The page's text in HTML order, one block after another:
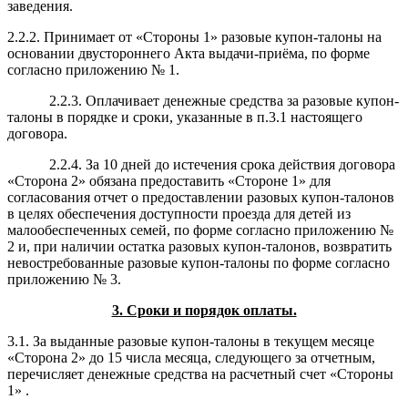
заведения.
2.2.2. Принимает от «Стороны 1» разовые купон-талоны на
основании двустороннего Акта выдачи-приёма, по форме
согласно приложению № 1.
2.2.3. Оплачивает денежные средства за разовые купон-
талоны в порядке и сроки, указанные в п.3.1 настоящего
договора.
2.2.4. За 10 дней до истечения срока действия договора
«Сторона 2» обязана предоставить «Стороне 1» для
согласования отчет о предоставлении разовых купон-талонов
в целях обеспечения доступности проезда для детей из
малообеспеченных семей, по форме согласно приложению №
2 и, при наличии остатка разовых купон-талонов, возвратить
невостребованные разовые купон-талоны по форме согласно
приложению № 3.
3. Сроки и порядок оплаты.
3.1. За выданные разовые купон-талоны в текущем месяце
«Сторона 2» до 15 числа месяца, следующего за отчетным,
перечисляет денежные средства на расчетный счет «Стороны
1» .